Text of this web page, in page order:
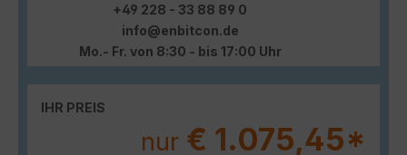
+49 228 - 33 88 89 0
info@enbitcon.de
Mo.- Fr. von 8:30 - bis 17:00 Uhr
IHR PREIS
nur € 1.075,45*